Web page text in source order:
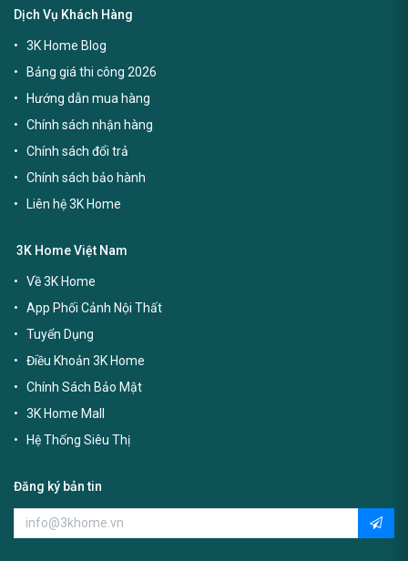
Dịch Vụ Khách Hàng
3K Home Blog
Bảng giá thi công 2026
Hướng dẫn mua hàng
Chính sách nhận hàng
Chính sách đổi trả
Chính sách bảo hành
Liên hệ 3K Home
3K Home Việt Nam
Về 3K Home
App Phối Cảnh Nội Thất
Tuyển Dụng
Điều Khoản 3K Home
Chính Sách Bảo Mật
3K Home Mall
Hệ Thống Siêu Thị
Đăng ký bản tin